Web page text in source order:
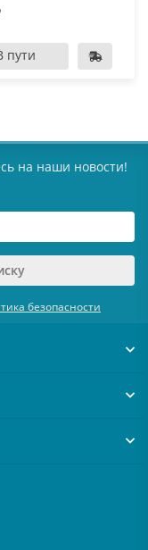
пути
на наши новости!
безопасности